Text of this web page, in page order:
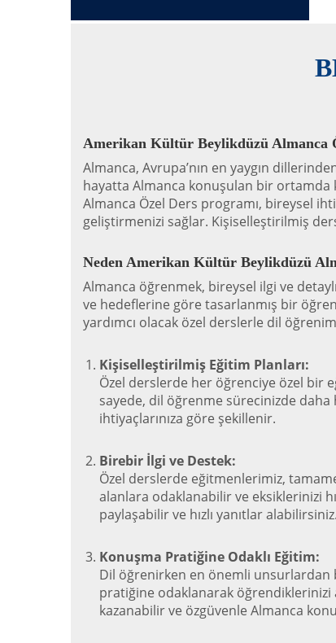
Amerikan Kültür Beylikdüzü Almanca
Almanca, Avrupa’nın en yaygın
hayatta Almanca konuşulan bir ortamda
Almanca Özel Ders programı, bireysel
geliştirmenizi sağlar. Kişiselleştirilmiş
Neden Amerikan Kültür Beylikdüzü
Almanca öğrenmek, bireysel ilgi ve
ve hedeflerine göre tasarlanmış bir
yardımcı olacak özel derslerle dil
Kişiselleştirilmiş Eğitim Planları:
Özel derslerde her öğrenciye özel bir
sayede, dil öğrenme sürecinizde daha
ihtiyaçlarınıza göre şekillenir.
Birebir İlgi ve Destek:
Özel derslerde eğitmenlerimiz,
alanlara odaklanabilir ve eksiklerinizi
paylaşabilir ve hızlı yanıtlar alabilirsiniz.
Konuşma Pratiğine Odaklı Eğitim:
Dil öğrenirken en önemli unsurlardan
pratiğine odaklanarak öğrendiklerinizi
kazanabilir ve özgüvenle Almanca